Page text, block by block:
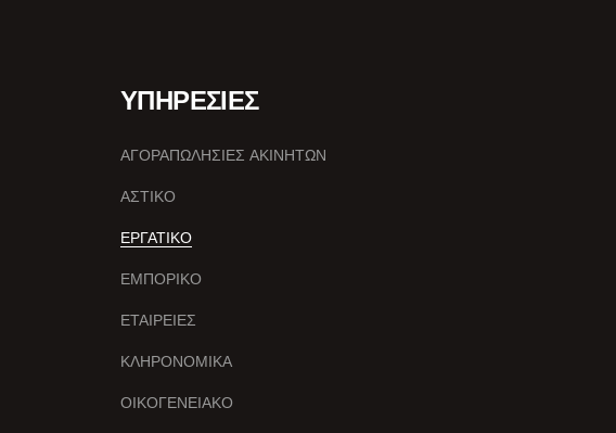
ΥΠΗΡΕΣΙΕΣ
ΑΓΟΡΑΠΩΛΗΣΙΕΣ ΑΚΙΝΗΤΩΝ
ΑΣΤΙΚΟ
ΕΡΓΑΤΙΚΟ
ΕΜΠΟΡΙΚΟ
ΕΤΑΙΡΕΙΕΣ
ΚΛΗΡΟΝΟΜΙΚΑ
ΟΙΚΟΓΕΝΕΙΑΚΟ